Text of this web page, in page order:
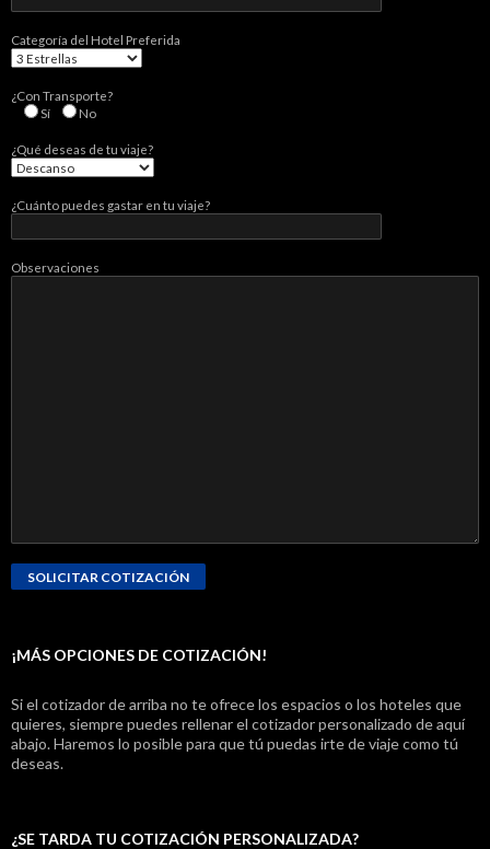
Categorí­a del Hotel Preferida
¿Con Transporte?
Sí­
No
¿Qué deseas de tu viaje?
¿Cuánto puedes gastar en tu viaje?
Observaciones
¡MÁS OPCIONES DE COTIZACIÓN!
Si el cotizador de arriba no te ofrece los espacios o los hoteles que
quieres, siempre puedes rellenar el cotizador personalizado de aquí
abajo. Haremos lo posible para que tú puedas irte de viaje como tú
deseas.
¿SE TARDA TU COTIZACIÓN PERSONALIZADA?